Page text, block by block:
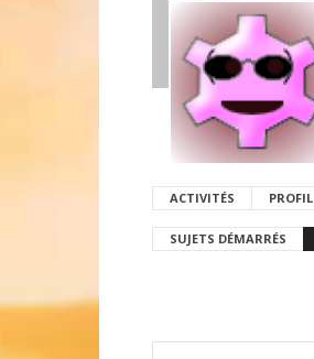
ACTIVITÉS PROFIL
SUJETS DÉMARRÉS